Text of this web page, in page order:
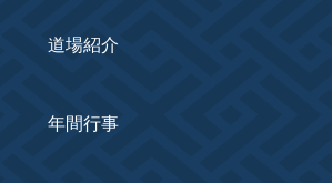
道場紹介
年間行事